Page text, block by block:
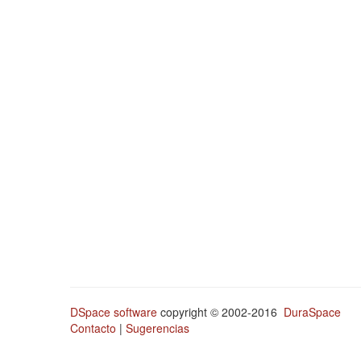
DSpace software copyright © 2002-2016 DuraSpace
Contacto | Sugerencias